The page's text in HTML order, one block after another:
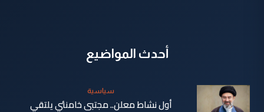
أحدث المواضيع
سياسية
أول نشاط معلن.. مجتبى خامنئي يلتقي